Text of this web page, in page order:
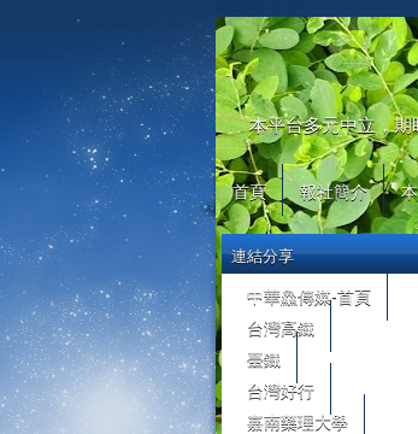
本平台多元中立，
首頁 報社簡介
連結分享
中華鱻傳媒-首頁
台灣高鐵
臺鐵
台灣好行
嘉南藥理大學